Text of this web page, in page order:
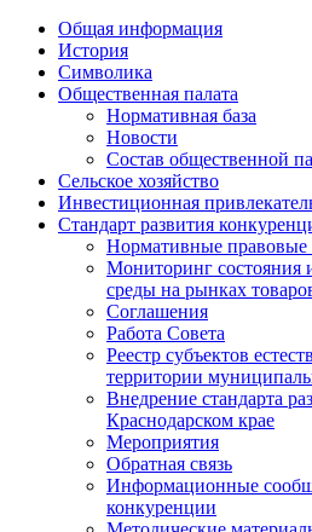
Общая информация
История
Символика
Общественная палата
Нормативная база
Новости
Состав общественной
Сельское хозяйство
Инвестиционная
Стандарт развития
Нормативные правовые
Мониторинг состояния
среды на рынках
Соглашения
Работа Совета
Реестр субъектов
территории
Внедрение стандарта
Краснодарском крае
Мероприятия
Обратная связь
Информационные
конкуренции